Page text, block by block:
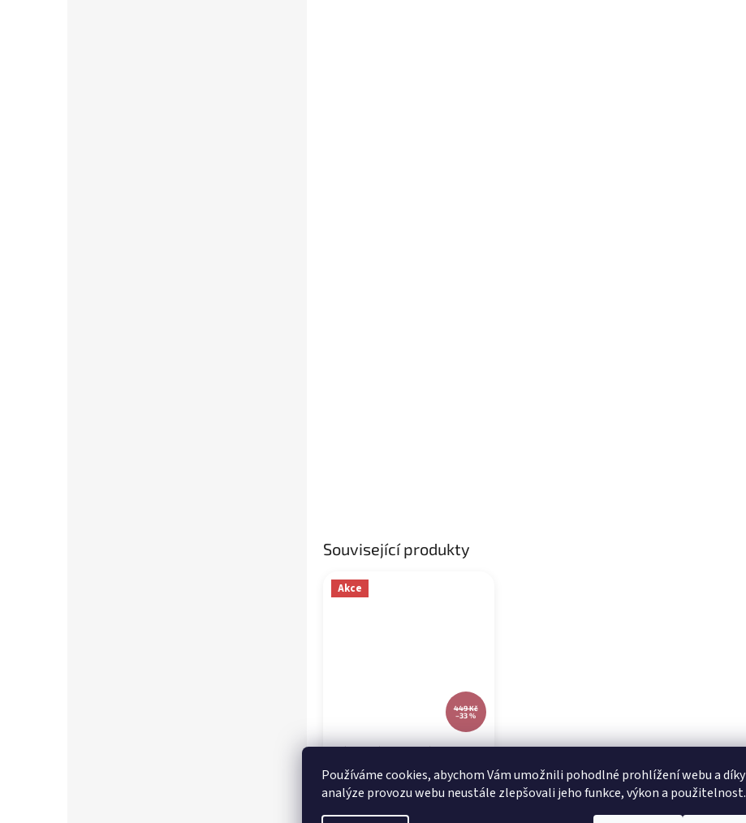
Používáme cookies, abychom Vám umožnili pohodlné prohlížení webu a díky
analýze provozu webu neustále zlepšovali jeho funkce, výkon a použitelnost.
Související produkty
Akce
449 Kč
–33 %
Dámské mokasíny se
zlatou sponou bílé
Skladem